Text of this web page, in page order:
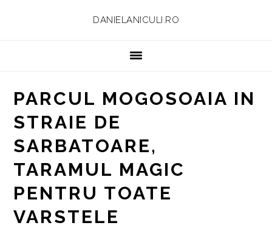
DANIELANICULI.RO
PARCUL MOGOSOAIA IN
STRAIE DE
SARBATOARE,
TARAMUL MAGIC
PENTRU TOATE
VARSTELE